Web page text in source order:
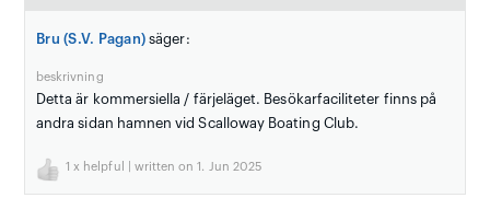
Bru (S.V. Pagan) säger:
beskrivning
Detta är kommersiella / färjeläget. Besökarfaciliteter finns på
andra sidan hamnen vid Scalloway Boating Club.
1 x helpful | written on 1. Jun 2025